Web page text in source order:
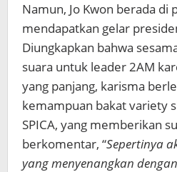
Namun, Jo Kwon berada di
mendapatkan gelar
Diungkapkan bahwa
suara untuk leader 2AM
yang panjang, karisma
kemampuan bakat variety
SPICA, yang memberikan
berkomentar, “Sepertinya
yang menyenangkan